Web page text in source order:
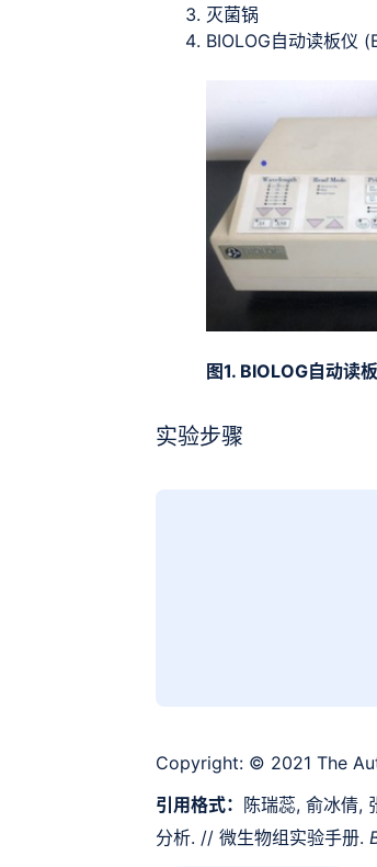
灭菌锅
BIOLOG自动读板仪
图1. BIOLOG自动读
实验步骤
Copyright: © 2021 The
引用格式： 陈瑞蕊, 俞冰倩,
分析. // 微生物组实验手册.